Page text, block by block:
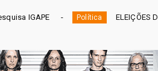
ELEIÇÕES DF 2026 - Mobiliza